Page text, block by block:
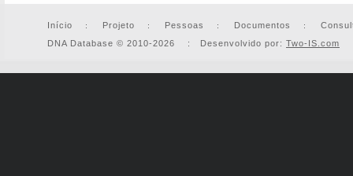
Início Projeto Pessoas Documentos
DNA Database © 2010-2026 : Desenvolvido por: Two-IS.com